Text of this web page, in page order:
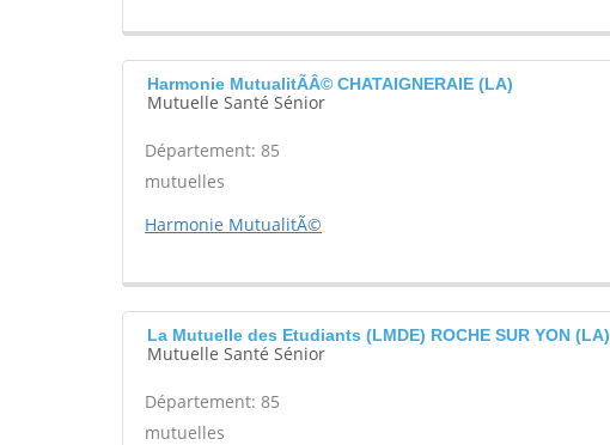
Harmonie MutualitÃÂ© CHATAIGNERAIE (LA)
Mutuelle Santé Sénior
Département: 85
mutuelles
Harmonie MutualitÃ©
La Mutuelle des Etudiants (LMDE) ROCHE SUR YON (LA)
Mutuelle Santé Sénior
Département: 85
mutuelles